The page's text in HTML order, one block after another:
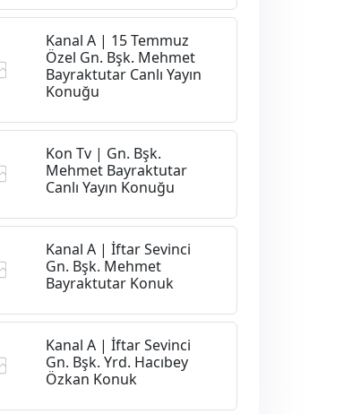
Kanal A | 15 Temmuz
Özel Gn. Bşk. Mehmet
Bayraktutar Canlı Yayın
Konuğu
Kon Tv | Gn. Bşk.
Mehmet Bayraktutar
Canlı Yayın Konuğu
Kanal A | İftar Sevinci
Gn. Bşk. Mehmet
Bayraktutar Konuk
Kanal A | İftar Sevinci
Gn. Bşk. Yrd. Hacıbey
Özkan Konuk